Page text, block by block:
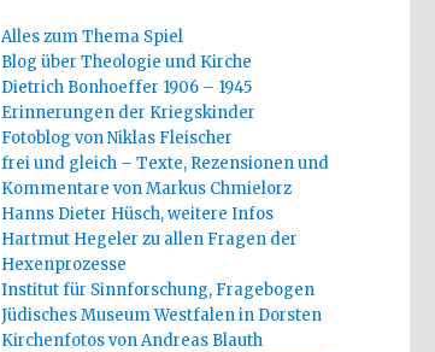
Alles zum Thema Spiel
Blog über Theologie und Kirche
Dietrich Bonhoeffer 1906 – 1945
Erinnerungen der Kriegskinder
Fotoblog von Niklas Fleischer
frei und gleich – Texte, Rezensionen und
Kommentare von Markus Chmielorz
Hanns Dieter Hüsch, weitere Infos
Hartmut Hegeler zu allen Fragen der
Hexenprozesse
Institut für Sinnforschung, Fragebogen
Jüdisches Museum Westfalen in Dorsten
Kirchenfotos von Andreas Blauth